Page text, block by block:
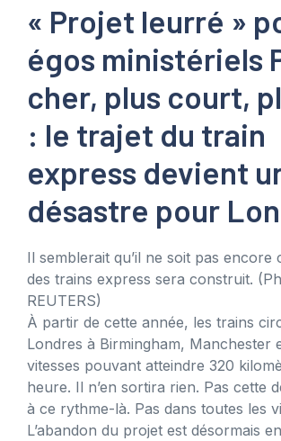
« Projet leurré »
égos ministériels
cher, plus court,
: le trajet du train
express devient
désastre pour
Il semblerait qu’il ne soit pas encore
des trains express sera construit.
REUTERS)
À partir de cette année, les trains
Londres à Birmingham, Manchester
vitesses pouvant atteindre 320
heure. Il n’en sortira rien. Pas cette
à ce rythme-là. Pas dans toutes les
L’abandon du projet est désormais